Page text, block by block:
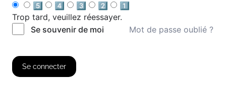
5️⃣
4️⃣ 3️⃣ 2️⃣
1️⃣
Trop tard, veuillez réessayer.
Se souvenir de moi
Mot de passe oublié ?
Se connecter